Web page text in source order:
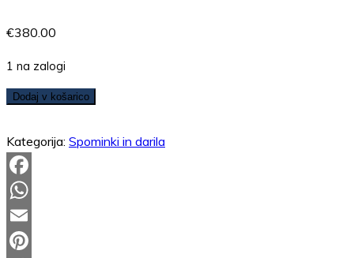
€380.00
1 na zalogi
Ansambel
Dodaj v košarico
Kategorija: Spominki in darila
Facebook
WhatsApp
Email